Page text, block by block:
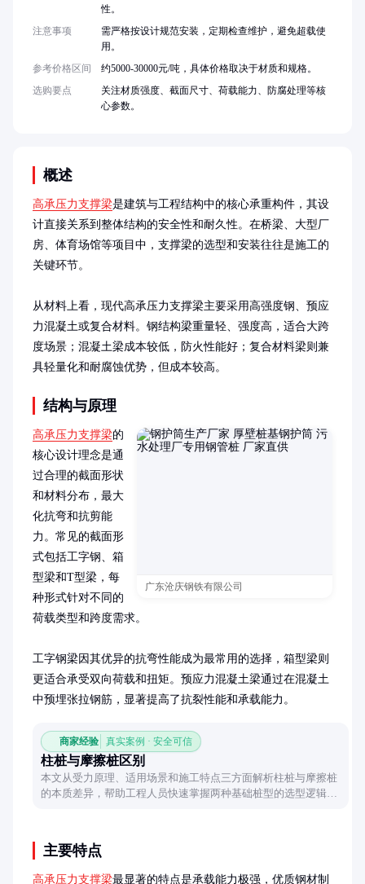
概述
高承压力支撑梁是建筑与工程结构中的核心承重构件，其设
计直接关系到整体结构的安全性和耐久性。在桥梁、大型厂
房、体育场馆等项目中，支撑梁的选型和安装往往是施工的
关键环节。
从材料上看，现代高承压力支撑梁主要采用高强度钢、预应
力混凝土或复合材料。钢结构梁重量轻、强度高，适合大跨
度场景；混凝土梁成本较低，防火性能好；复合材料梁则兼
具轻量化和耐腐蚀优势，但成本较高。
结构与原理
广东沧庆钢铁有限公司
高承压力支撑梁的
核心设计理念是通
过合理的截面形状
和材料分布，最大
化抗弯和抗剪能
力。常见的截面形
式包括工字钢、箱
型梁和T型梁，每
种形式针对不同的
荷载类型和跨度需求。
工字钢梁因其优异的抗弯性能成为最常用的选择，箱型梁则
更适合承受双向荷载和扭矩。预应力混凝土梁通过在混凝土
中预埋张拉钢筋，显著提高了抗裂性能和承载能力。
商家经验 真实案例 · 安全可信
柱桩与摩擦桩区别
本文从受力原理、适用场景和施工特点三方面解析柱桩与摩擦桩
的本质差异，帮助工程人员快速掌握两种基础桩型的选型逻辑，
主要特点
高承压力支撑梁最显著的特点是承载能力极强，优质钢材制
性。
注意事项
需严格按设计规范安装，定期检查维护，避免超载使
用。
参考价格区间
约5000-30000元/吨，具体价格取决于材质和规格。
选购要点
关注材质强度、截面尺寸、荷载能力、防腐处理等核
心参数。